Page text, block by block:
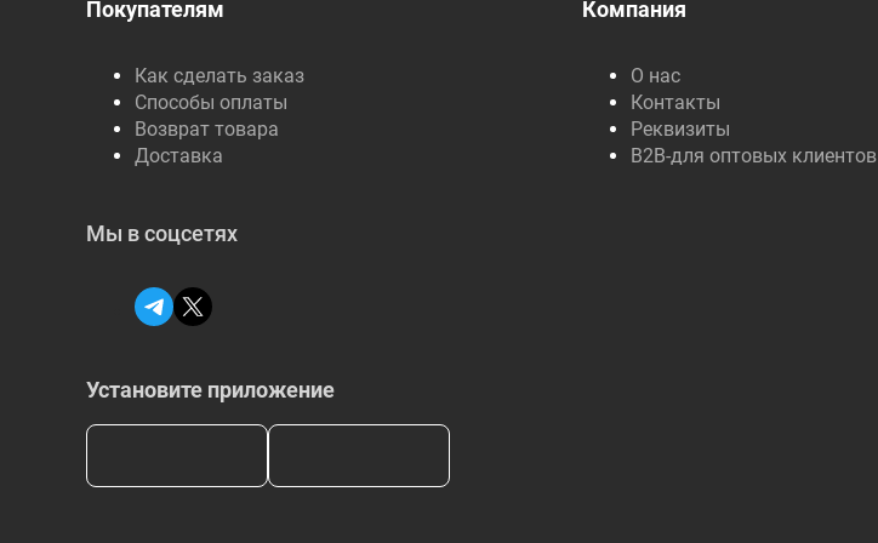
Покупателям
Как сделать заказ
Способы оплаты
Возврат товара
Доставка
Компания
О нас
Контакты
Реквизиты
B2B-для оптовых клиентов
Установите приложение
Мы в соцсетях